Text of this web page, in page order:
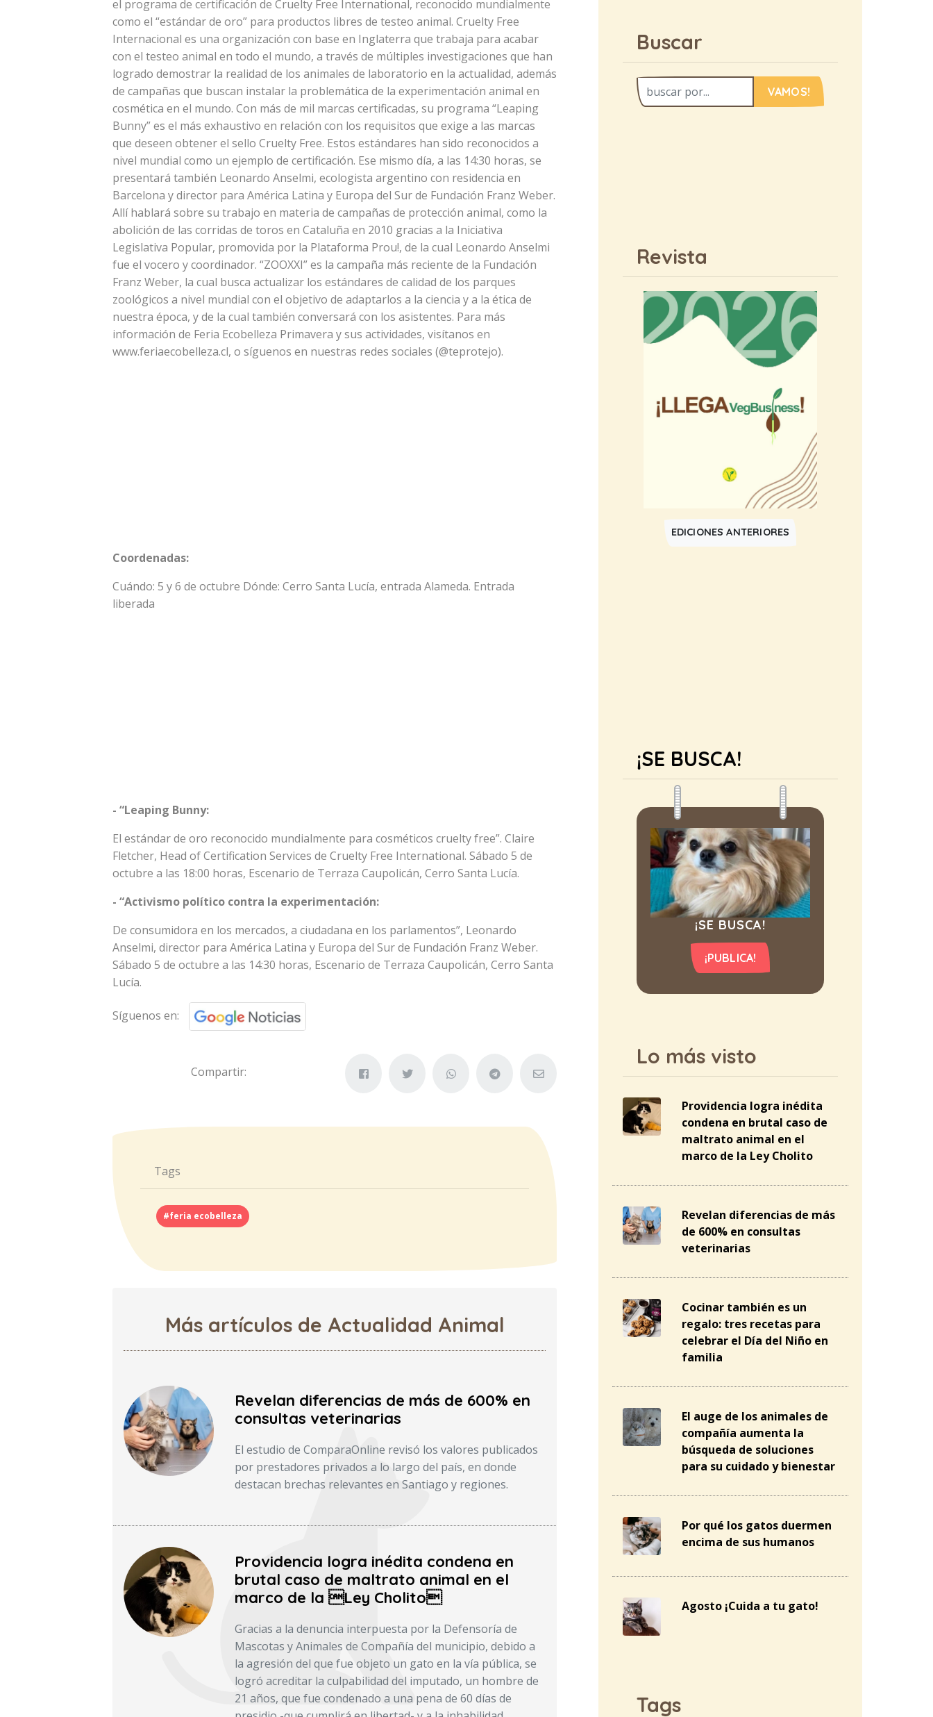
el programa de certificación de Cruelty Free International, reconocido mundialmente
como el “estándar de oro” para productos libres de testeo animal. Cruelty Free
Internacional es una organización con base en Inglaterra que trabaja para acabar
con el testeo animal en todo el mundo, a través de múltiples investigaciones que han
logrado demostrar la realidad de los animales de laboratorio en la actualidad, además
de campañas que buscan instalar la problemática de la experimentación animal en
cosmética en el mundo. Con más de mil marcas certificadas, su programa “Leaping
Bunny” es el más exhaustivo en relación con los requisitos que exige a las marcas
que deseen obtener el sello Cruelty Free. Estos estándares han sido reconocidos a
nivel mundial como un ejemplo de certificación. Ese mismo día, a las 14:30 horas, se
presentará también Leonardo Anselmi, ecologista argentino con residencia en
Barcelona y director para América Latina y Europa del Sur de Fundación Franz Weber.
Allí hablará sobre su trabajo en materia de campañas de protección animal, como la
abolición de las corridas de toros en Cataluña en 2010 gracias a la Iniciativa
Legislativa Popular, promovida por la Plataforma Prou!, de la cual Leonardo Anselmi
fue el vocero y coordinador. “ZOOXXI” es la campaña más reciente de la Fundación
Franz Weber, la cual busca actualizar los estándares de calidad de los parques
zoológicos a nivel mundial con el objetivo de adaptarlos a la ciencia y a la ética de
nuestra época, y de la cual también conversará con los asistentes. Para más
información de Feria Ecobelleza Primavera y sus actividades, visítanos en
www.feriaecobelleza.cl, o síguenos en nuestras redes sociales (@teprotejo).
Coordenadas:
Cuándo: 5 y 6 de octubre Dónde: Cerro Santa Lucía, entrada Alameda. Entrada
liberada
- “Leaping Bunny:
El estándar de oro reconocido mundialmente para cosméticos cruelty free”. Claire
Fletcher, Head of Certification Services de Cruelty Free International. Sábado 5 de
octubre a las 18:00 horas, Escenario de Terraza Caupolicán, Cerro Santa Lucía.
- “Activismo político contra la experimentación:
De consumidora en los mercados, a ciudadana en los parlamentos”, Leonardo
Anselmi, director para América Latina y Europa del Sur de Fundación Franz Weber.
Sábado 5 de octubre a las 14:30 horas, Escenario de Terraza Caupolicán, Cerro Santa
Lucía.
Síguenos en:
Compartir:
Tags
#feria ecobelleza
Más artículos de Actualidad Animal
Revelan diferencias de más de 600% en
consultas veterinarias
El estudio de ComparaOnline revisó los valores publicados
por prestadores privados a lo largo del país, en donde
destacan brechas relevantes en Santiago y regiones.
Providencia logra inédita condena en
brutal caso de maltrato animal en el
marco de la Ley Cholito
Gracias a la denuncia interpuesta por la Defensoría de
Mascotas y Animales de Compañía del municipio, debido a
la agresión del que fue objeto un gato en la vía pública, se
logró acreditar la culpabilidad del imputado, un hombre de
21 años, que fue condenado a una pena de 60 días de
Buscar
VAMOS!
Revista
EDICIONES ANTERIORES
¡SE BUSCA!
¡SE BUSCA!
¡PUBLICA!
Lo más visto
Providencia logra inédita
condena en brutal caso de
maltrato animal en el
marco de la Ley Cholito
Revelan diferencias de más
de 600% en consultas
veterinarias
Cocinar también es un
regalo: tres recetas para
celebrar el Día del Niño en
familia
El auge de los animales de
compañía aumenta la
búsqueda de soluciones
para su cuidado y bienestar
Por qué los gatos duermen
encima de sus humanos
Agosto ¡Cuida a tu gato!
Tags